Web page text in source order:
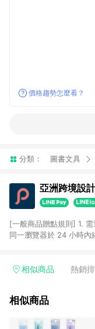
價格趨勢怎麼看？
分類： 圖書文具
亞洲跨境設
[一般商品贈點規則] 1.
同一瀏覽器於 24 小時
回饋訂單不得享有
行為，不具贈點資格，部
貨後 45 天後發送。 8.
相似商品 熱銷
相似商品